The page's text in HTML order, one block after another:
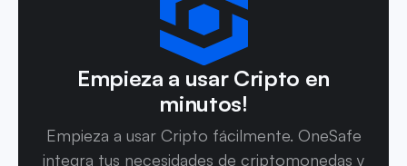
Empieza a usar Cripto en
minutos!
Empieza a usar Cripto fácilmente. OneSafe
integra tus necesidades de criptomonedas y